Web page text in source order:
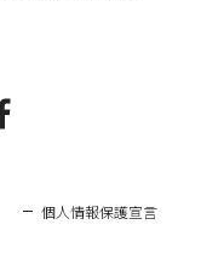
個人情報保護宣言